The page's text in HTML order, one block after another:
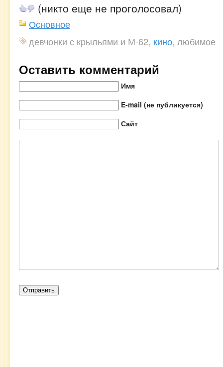
(никто еще не проголосовал)
Основное
девчонки с крыльями и М-62, кино, любимое
Оставить комментарий
Имя
E-mail (не публикуется)
Сайт